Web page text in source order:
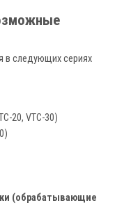
в следующих сериях
20, VTC-30)
(обрабатывающие